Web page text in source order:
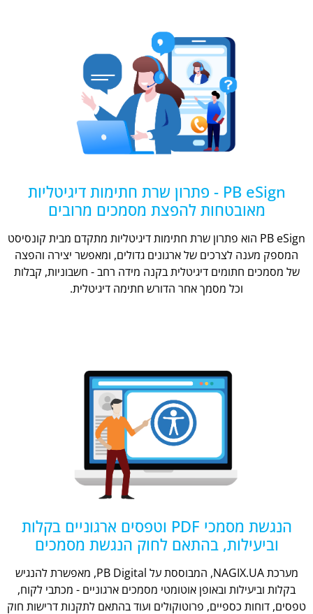
PB eSign - פתרון שרת חתימות דיגיטליות
מאובטחות להפצת מסמכים מרובים
PB eSign הוא פתרון שרת חתימות דיגיטליות מתקדם מבית קונסיסט
המספק מענה לצרכים של ארגונים גדולים, ומאפשר יצירה והפצה
של מסמכים חתומים דיגיטלית בקנה מידה רחב - חשבוניות, קבלות
וכל מסמך אחר הדורש חתימה דיגיטלית.
הנגשת מסמכי PDF וטפסים ארגוניים בקלות
וביעילות, בהתאם לחוק הנגשת מסמכים
מערכת NAGIX.UA, המבוססת על PB Digital, מאפשרת להנגיש
בקלות וביעילות ובאופן אוטומטי מסמכים ארגוניים - מכתבי לקוח,
טפסים, דוחות כספיים, פרוטוקולים ועוד בהתאם לתקנות דרישות חוק